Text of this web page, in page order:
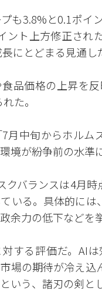
も3.8%と0.1ポイ
ント上方修正され
にとどまる見通し
品価格の上昇を
た。
月中旬からホル
境が紛争前の水準
クバランスは4月
いる。具体的に
余力の低下などを
する評価だ。AI
場の期待が冷え
いう、諸刃の剣と